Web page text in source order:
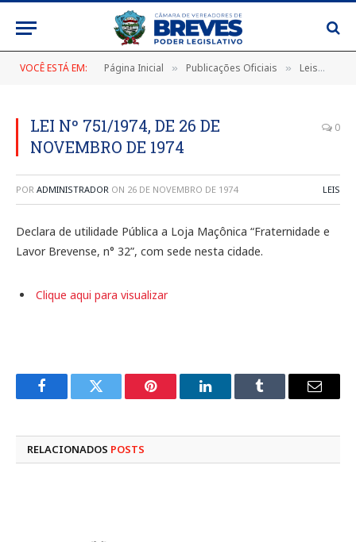
VOCÊ ESTÁ EM: Página Inicial » Publicações Oficiais » Leis
LEI Nº 751/1974, DE 26 DE
NOVEMBRO DE 1974
0
POR ADMINISTRADOR ON 26 DE NOVEMBRO DE 1974 LEIS
Declara de utilidade Pública a Loja Maçônica “Fraternidade e
Lavor Brevense, n° 32”, com sede nesta cidade.
Clique aqui para visualizar
FacebookTwitter Pinterest LinkedInTumblr
E-
RELACIONADOS POSTS